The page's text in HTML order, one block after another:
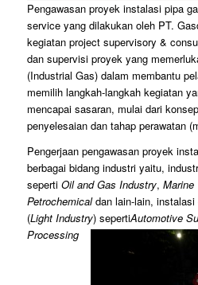
Pengawasan proyek instalasi pipa
service yang dilakukan oleh PT.
kegiatan project supervisory &
dan supervisi proyek yang
(Industrial Gas) dalam membantu
memilih langkah-langkah kegiatan
mencapai sasaran, mulai dari
penyelesaian dan tahap perawatan
Pengerjaan pengawasan proyek
berbagai bidang industri yaitu,
seperti Oil and Gas Industry, Marine
Petrochemicaldan lain-lain,
(Light Industry) sepertiAutomotive
Processing